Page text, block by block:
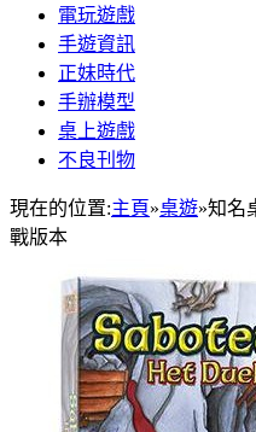
電玩遊戲
手遊資訊
正妹時代
手辦模型
桌上遊戲
不良刊物
現在的位置:主頁»桌遊»知名
戰版本